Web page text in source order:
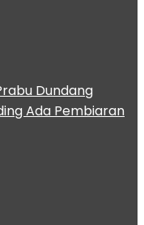
Dundang
Ada Pembiaran